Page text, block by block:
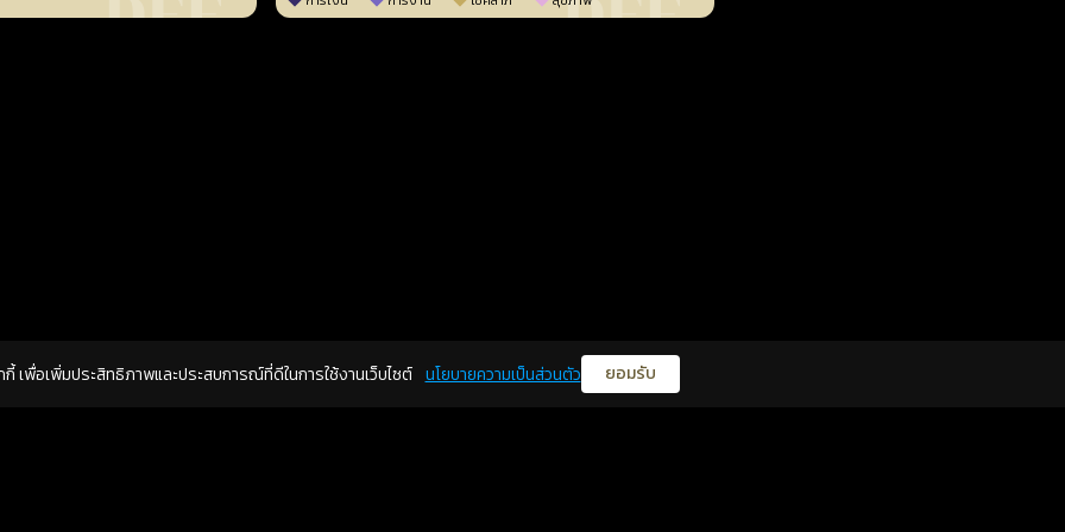
กี้ เพื่อเพิ่มประสิทธิภาพและประสบการณ์ที่ดีในการใช้งานเว็บไซต์ นโยบายความเป็นส่วนตัว ยอมรับ